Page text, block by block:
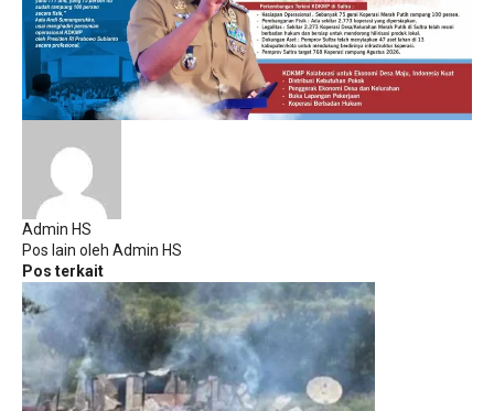
Admin HS
Pos lain oleh Admin HS
Pos terkait